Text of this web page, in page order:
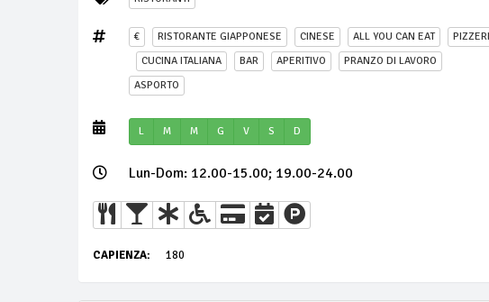
€ RISTORANTE GIAPPONESE CINESE ALL YOU CAN EAT
CUCINA ITALIANA
BAR APERITIVO
PRANZO DI LAVORO
ASPORTO
L M M G V S D
Lun-Dom: 12.00-15.00; 19.00-24.00
CAPIENZA: 180